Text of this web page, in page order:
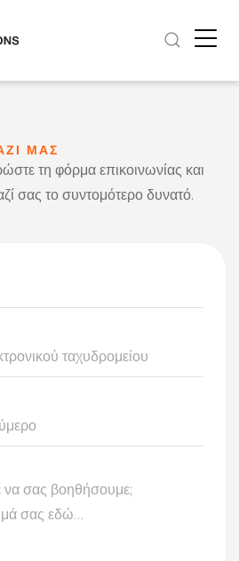
ΜΑΣ
τη φόρμα επικοινωνίας και
σας το συντομότερο δυνατό.